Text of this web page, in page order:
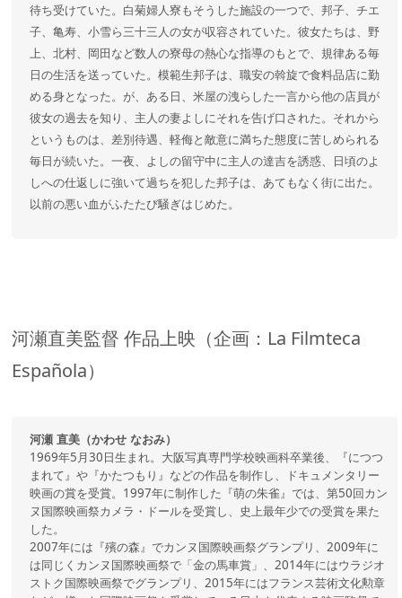
待ち受けていた。白菊婦人寮もそうした施設の一つで、邦子、チエ
子、亀寿、小雪ら三十三人の女が収容されていた。彼女たちは、野
上、北村、岡田など数人の寮母の熱心な指導のもとで、規律ある毎
日の生活を送っていた。模範生邦子は、職安の斡旋で食料品店に勤
める身となった。が、ある日、米屋の洩らした一言から他の店員が
彼女の過去を知り、主人の妻よしにそれを告げ口された。それから
というものは、差別待遇、軽侮と敵意に満ちた態度に苦しめられる
毎日が続いた。一夜、よしの留守中に主人の達吉を誘惑、日頃のよ
しへの仕返しに強いて過ちを犯した邦子は、あてもなく街に出た。
以前の悪い血がふたたび騒ぎはじめた。
河瀬直美監督 作品上映（企画：La Filmteca
Española）
河瀬 直美（かわせ なおみ）
1969年5月30日生まれ。大阪写真専門学校映画科卒業後、『につつ
まれて』や『かたつもり』などの作品を制作し、ドキュメンタリー
映画の賞を受賞。1997年に制作した『萌の朱雀』では、第50回カン
ヌ国際映画祭カメラ・ドールを受賞し、史上最年少での受賞を果た
した。
2007年には『殯の森』でカンヌ国際映画祭グランプリ、2009年に
は同じくカンヌ国際映画祭で「金の馬車賞」、2014年にはウラジオ
ストク国際映画祭でグランプリ、2015年にはフランス芸術文化勲章